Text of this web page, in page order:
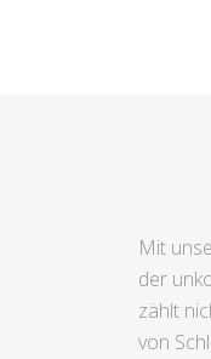
Mit
der
zählt
von